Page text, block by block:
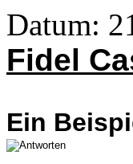
Datum:
Fidel
Ein